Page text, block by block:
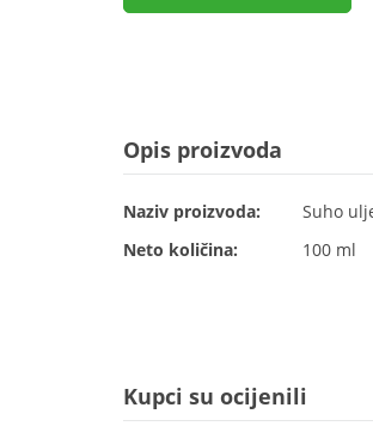
Opis proizvoda
Naziv proizvoda:
Suho
Neto količina:
100 ml
Kupci su ocijenili